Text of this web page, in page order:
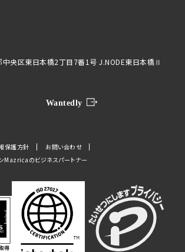
央区東日本橋2丁目7番1号 J.NODE東日本橋Ⅱ
Wantedly
保護方針
お問い合わせ
ンMazricaのビジネスパートナー